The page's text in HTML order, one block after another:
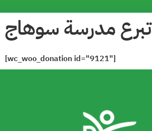
تبرع مدرسة سوهاج
[wc_woo_donation id="9121"]